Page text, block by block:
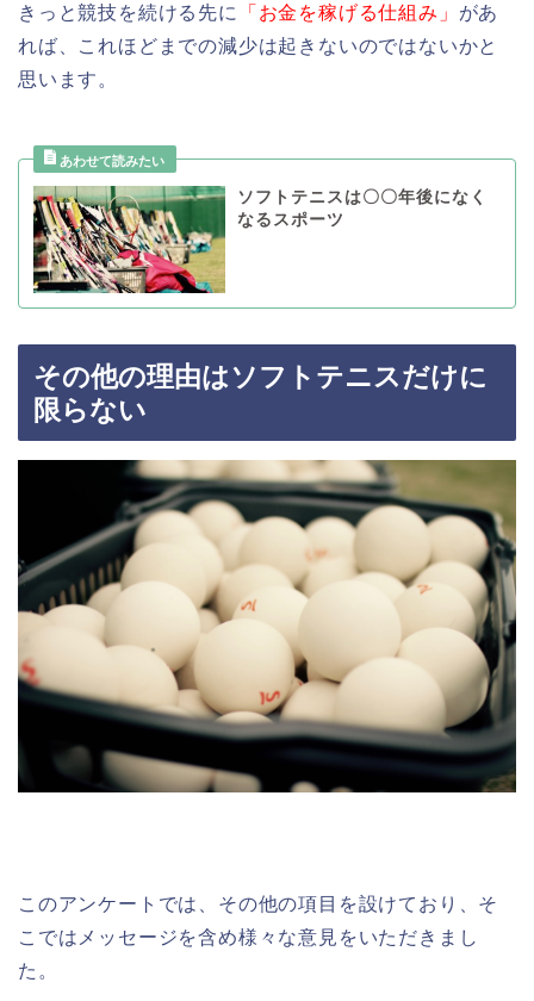
きっと競技を続ける先に 「お金を稼げる仕組み」 があ
れば、これほどまでの減少は起きないのではないかと
思います。
ソフトテニスは〇〇年後になく
なるスポーツ
その他の理由はソフトテニスだけに
限らない
このアンケートでは、その他の項目を設けており、そ
こではメッセージを含め様々な意見をいただきまし
た。